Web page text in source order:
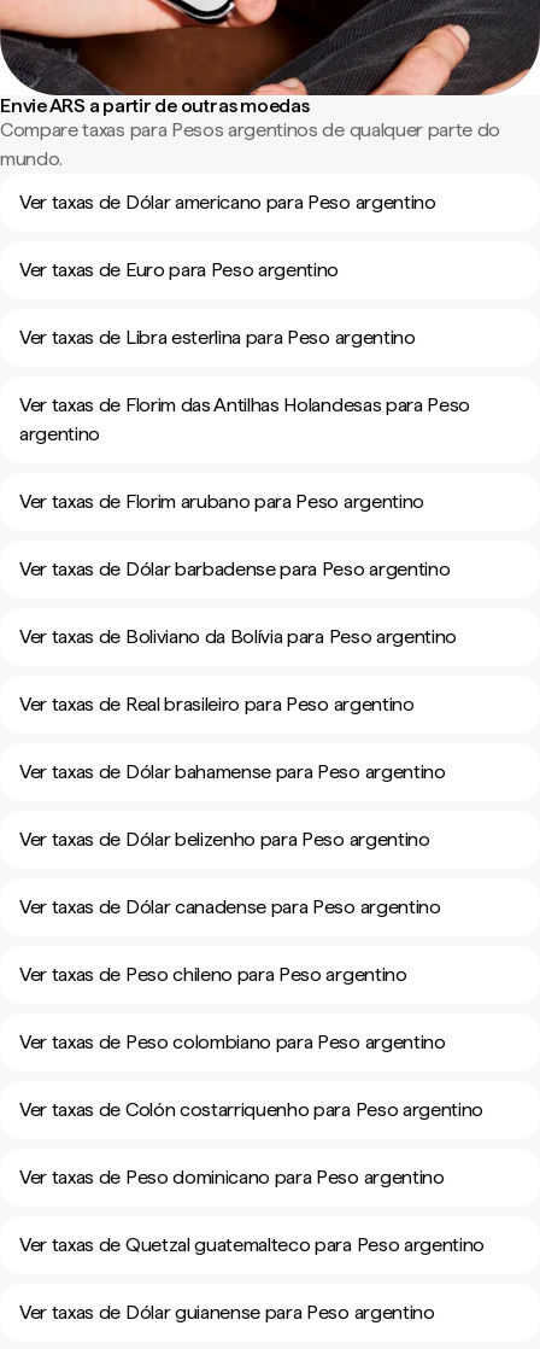
Envie ARS a partir de outras moedas
Compare taxas para Pesos argentinos de qualquer parte do
mundo.
Ver taxas de Dólar americano para Peso argentino
Ver taxas de Euro para Peso argentino
Ver taxas de Libra esterlina para Peso argentino
Ver taxas de Florim das Antilhas Holandesas para Peso
argentino
Ver taxas de Florim arubano para Peso argentino
Ver taxas de Dólar barbadense para Peso argentino
Ver taxas de Boliviano da Bolívia para Peso argentino
Ver taxas de Real brasileiro para Peso argentino
Ver taxas de Dólar bahamense para Peso argentino
Ver taxas de Dólar belizenho para Peso argentino
Ver taxas de Dólar canadense para Peso argentino
Ver taxas de Peso chileno para Peso argentino
Ver taxas de Peso colombiano para Peso argentino
Ver taxas de Colón costarriquenho para Peso argentino
Ver taxas de Peso dominicano para Peso argentino
Ver taxas de Quetzal guatemalteco para Peso argentino
Ver taxas de Dólar guianense para Peso argentino